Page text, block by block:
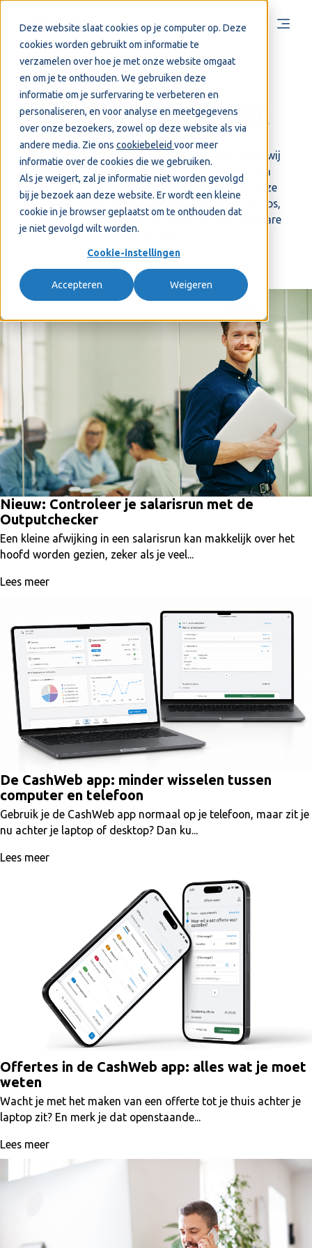
Deze website slaat cookies op je computer op. Deze
cookies worden gebruikt om informatie te
verzamelen over hoe je met onze website omgaat
en om je te onthouden. We gebruiken deze
informatie om je surfervaring te verbeteren en
personaliseren, en voor analyse en meetgegevens
over onze bezoekers, zowel op deze website als via
andere media. Zie ons cookiebeleid voor meer
informatie over de cookies die we gebruiken.
Als je weigert, zal je informatie niet worden gevolgd
bij je bezoek aan deze website. Er wordt een kleine
cookie in je browser geplaatst om te onthouden dat
je niet gevolgd wilt worden.
Cookie-instellingen
Accepteren Weigeren
Blog overzicht
De boekhoudwereld is constant in beweging en wij
bewegen mee. We houden je op de hoogte van
recente ontwikkelingen en vernieuwingen in onze
software en binnen de branche. Ook delen we tips,
tricks en inzichten, zodat je alles uit onze software
kunt halen.
Nieuw: Controleer je salarisrun met de
Outputchecker
Een kleine afwijking in een salarisrun kan makkelijk over het
hoofd worden gezien, zeker als je veel...
Lees meer
De CashWeb app: minder wisselen tussen
computer en telefoon
Gebruik je de CashWeb app normaal op je telefoon, maar zit je
nu achter je laptop of desktop? Dan ku...
Lees meer
Offertes in de CashWeb app: alles wat je moet
weten
Wacht je met het maken van een offerte tot je thuis achter je
laptop zit? En merk je dat openstaande...
Lees meer